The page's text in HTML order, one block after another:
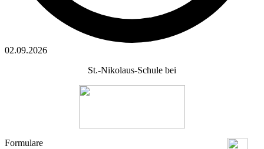
02.09.2026
St.-Nikolaus-Schule bei
Formulare